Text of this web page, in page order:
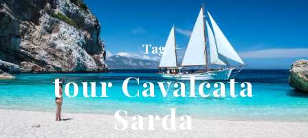
Tag
tour Cavalcata
Sarda